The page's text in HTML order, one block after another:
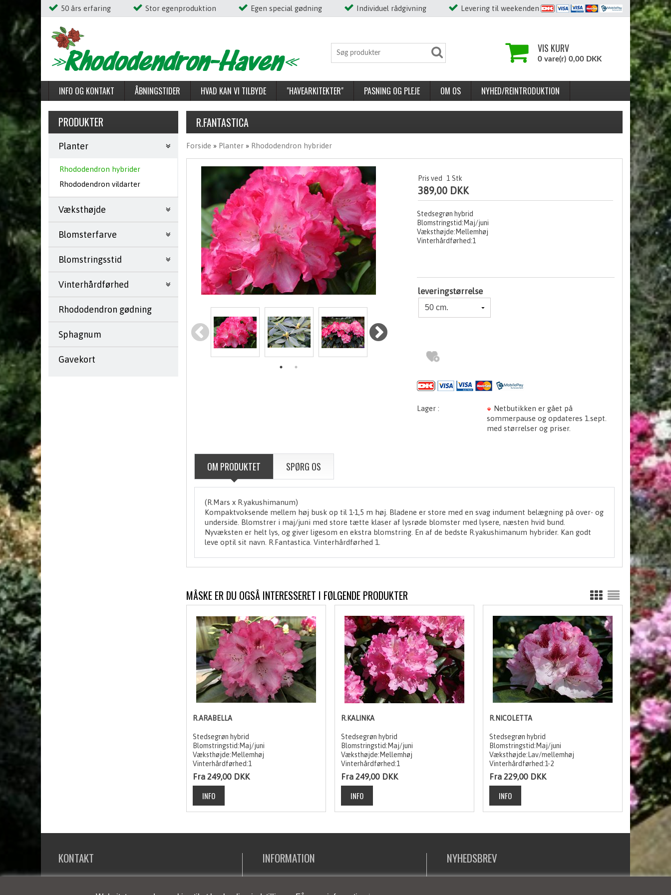
50 års erfaring Stor egenproduktion Egen special gødning Individuel rådgivning Levering til weekenden
VIS KURV
0 vare(r) 0,00 DKK
INFO OG KONTAKT ÅBNINGSTIDER HVAD KAN VI TILBYDE "HAVEARKITEKTER" PASNING OG PLEJE OM OS
NYHED/REINTRODUKTION
FAVORITLISTE
PRODUKTER
Planter
Rhododendron hybrider
Rhododendron vildarter
Væksthøjde
Blomsterfarve
Blomstringsstid
Vinterhårdførhed
Rhododendron gødning
Sphagnum
Gavekort
R.FANTASTICA
Forside » Planter » Rhododendron hybrider
Pris ved 1 Stk
389,00 DKK
Stedsegrøn hybrid
Blomstringstid:Maj/juni
Væksthøjde:Mellemhøj
Vinterhårdførhed:1
leveringstørrelse
Netbutikken er gået på
sommerpause og opdateres 1.sept.
med størrelser og priser.
OM PRODUKTET SPØRG OS
(R.Mars x R.yakushimanum)
Kompaktvoksende mellem høj busk op til 1-1,5 m høj. Bladene er store med en svag indument belægning på over- og
underside. Blomstrer i maj/juni med store tætte klaser af lysrøde blomster med lysere, næsten hvid bund.
Nyvæksten er helt lys, og giver ligesom en ekstra blomstring. En af de bedste R.yakushimanum hybrider. Kan godt
leve optil sit navn. R.Fantastica. Vinterhårdførhed 1.
MÅSKE ER DU OGSÅ INTERESSERET I FØLGENDE PRODUKTER
R.ARABELLA
Stedsegrøn hybrid
Blomstringstid:Maj/juni
Væksthøjde:Mellemhøj
Vinterhårdførhed:1
Fra 249,00 DKK
R.KALINKA
Stedsegrøn hybrid
Blomstringstid:Maj/juni
Væksthøjde:Mellemhøj
Vinterhårdførhed:1
Fra 249,00 DKK
R.NICOLETTA
Stedsegrøn hybrid
Blomstringstid:Maj/juni
Væksthøjde:Lav/mellemhøj
Vinterhårdførhed:1-2
Fra 229,00 DKK
KONTAKT INFORMATION NYHEDSBREV